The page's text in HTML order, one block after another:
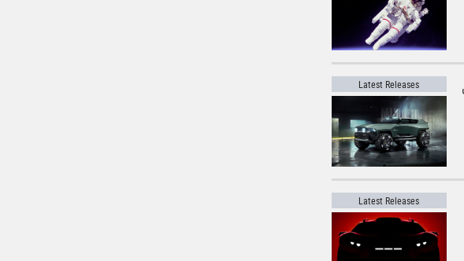
Latest Releases
Latest Releases